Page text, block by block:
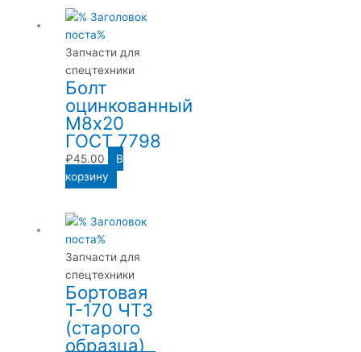
Запчасти для
спецтехники
Болт
оцинкованный
М8х20
ГОСТ 7798
₽45.00
В
корзину
Запчасти для
спецтехники
Бортовая
Т-170 ЧТЗ
(старого
образца)